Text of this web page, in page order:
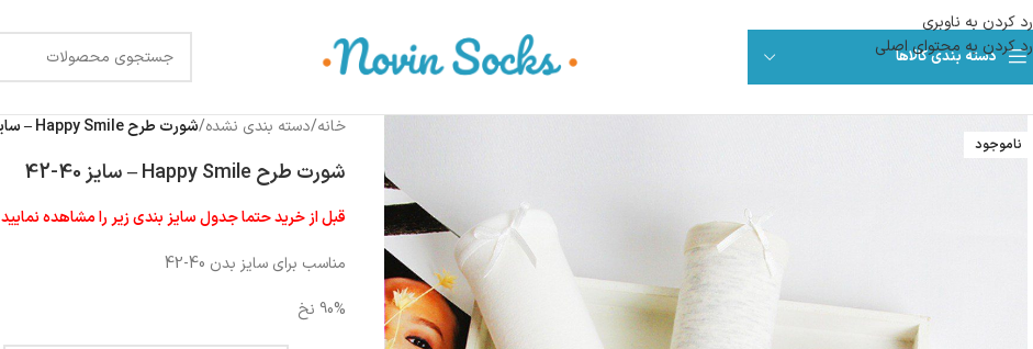
رد کردن به ناوبری
رد کردن به محتوای اصلی
دسته بندی کالاها
ناموجود
خانه/دسته بندی نشده/شورت طرح Happy Smile – سایز 40-42
شورت طرح Happy Smile – سایز 40-42
قبل از خرید حتما جدول سایز بندی زیر را مشاهده نمایید
مناسب برای سایز بدن 40-42
90% نخ